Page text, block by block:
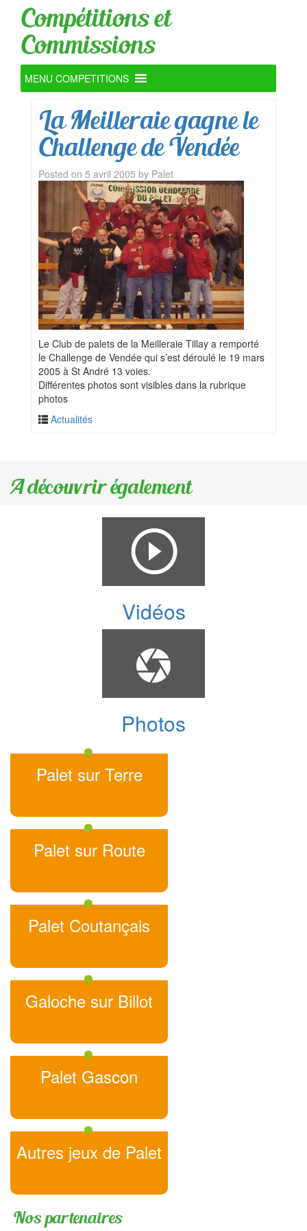
Compétitions et
Commissions
MENU COMPETITIONS
La Meilleraie gagne le
Challenge de Vendée
Posted on 5 avril 2005 by Palet
Le Club de palets de la Meilleraie Tillay a remporté
le Challenge de Vendée qui s’est déroulé le 19 mars
2005 à St André 13 voies.
Différentes photos sont visibles dans la rubrique
photos
Actualités
A découvrir également
Vidéos
Photos
Palet sur Terre
Palet sur Route
Palet Coutançais
Galoche sur Billot
Palet Gascon
Autres jeux de Palet
Nos partenaires